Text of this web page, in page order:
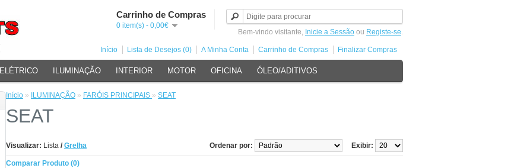
Carrinho de Compras
0 item(s) - 0,00€
Bem-vindo visitante, Inicie a Sessão ou Registe-se.
Início Lista de Desejos (0) A Minha Conta Carrinho de Compras Finalizar Compras
ELÉTRICO ILUMINAÇÃO INTERIOR MOTOR OFICINA ÓLEO/ADITIVOS
Início » ILUMINAÇÃO » FARÓIS PRINCIPAIS » SEAT
SEAT
Visualizar: Lista / Grelha Exibir:
Ordenar por:
Comparar Produto (0)